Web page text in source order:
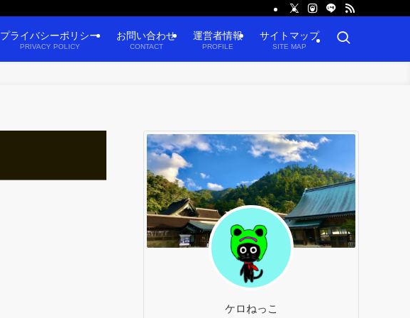
プライバシーポリシー
PRIVACY POLICY
お問い合わせ
CONTACT
運営者情報
PROFILE
サイトマップ
SITE MAP
ケロねっこ